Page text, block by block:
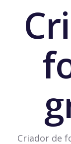
Criador de